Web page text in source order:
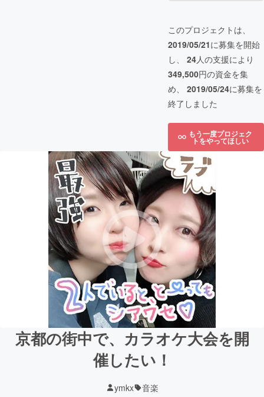
このプロジェクトは、
2019/05/21に募集を開始
し、 24人の支援により
349,500円の資金を集
め、 2019/05/24に募集を
終了しました
もう一度プロジェク
トをやってほしい
京都の街中で、カラオケ大会を開
催したい！
ymkx 音楽